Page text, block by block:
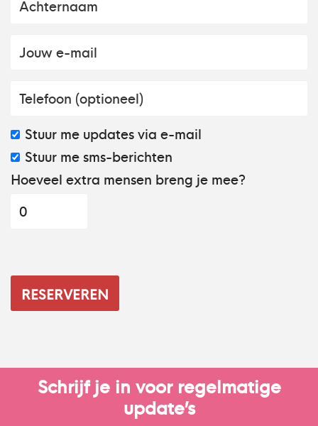
Stuur me updates via e-mail
Stuur me sms-berichten
Hoeveel extra mensen breng je mee?
Schrijf je in voor regelmatige
update’s